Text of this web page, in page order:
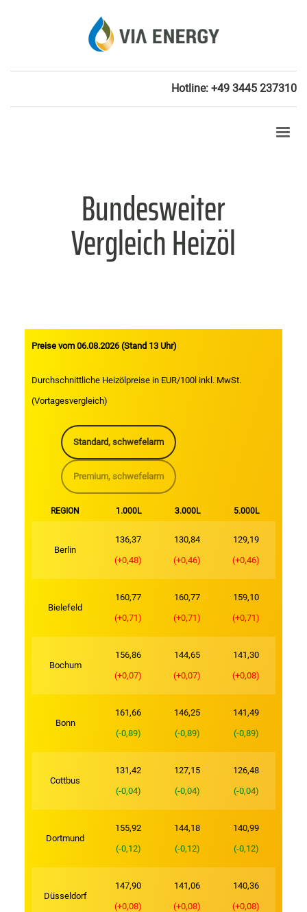
Hotline: +49 3445 237310
Bundesweiter
Vergleich Heizöl
Preise vom 06.08.2026 (Stand 13 Uhr)
Durchschnittliche Heizölpreise in EUR/100l inkl. MwSt.
(Vortagesvergleich)
Standard, schwefelarm
Premium, schwefelarm
REGION 1.000L 3.000L 5.000L
Berlin
136,37
(+0,48)
130,84
(+0,46)
129,19
(+0,46)
Bielefeld
160,77
(+0,71)
160,77
(+0,71)
159,10
(+0,71)
Bochum
156,86
(+0,07)
144,65
(+0,07)
141,30
(+0,08)
Bonn
161,66
(-0,89)
146,25
(-0,89)
141,49
(-0,89)
Cottbus
131,42
(-0,04)
127,15
(-0,04)
126,48
(-0,04)
Dortmund
155,92
(-0,12)
144,18
(-0,12)
140,99
(-0,12)
Düsseldorf
147,90
(+0,08)
141,06
(+0,08)
140,36
(+0,08)